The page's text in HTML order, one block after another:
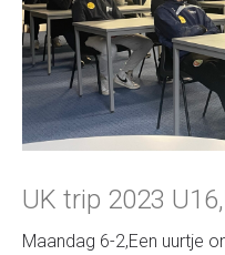
UK trip 2023
Maandag 6-2,Een uurtje